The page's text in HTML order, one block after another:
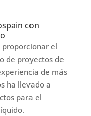
con
el
de proyectos de
de más
ha llevado a
para el